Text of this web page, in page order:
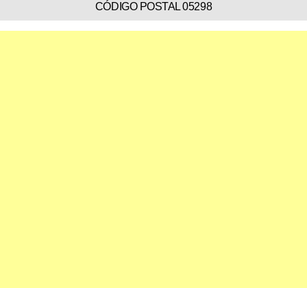
CÓDIGO POSTAL 05298